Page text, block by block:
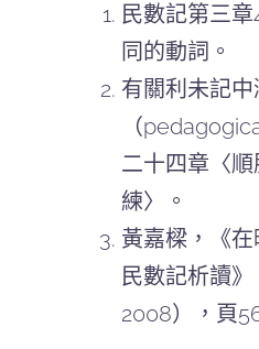
民數記第三
同的動詞。
有關利未記
（
二十四章〈
練〉。
黃嘉樑，《在
民數記析讀》
2008），頁